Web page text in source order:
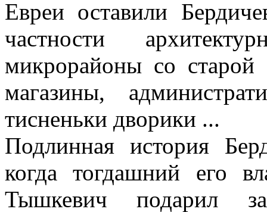
Евреи оставили
частности
микрорайоны со старой
магазины,
тисненьки дворики ...
Подлинная история
когда тогдашний его
Тышкевич подарил